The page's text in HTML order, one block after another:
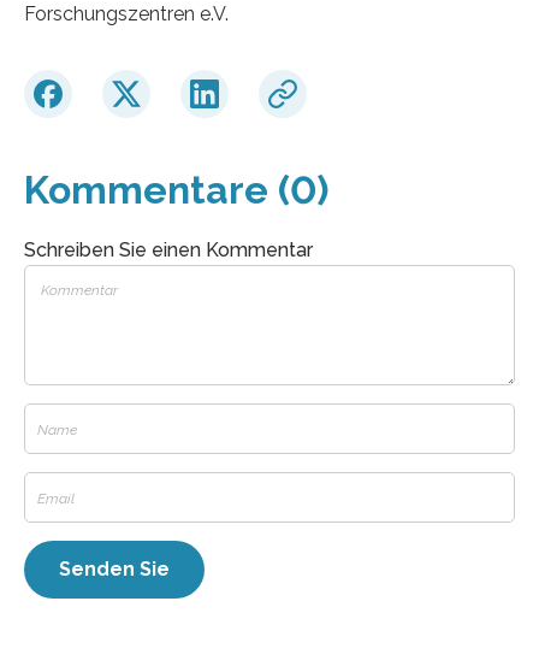
Forschungszentren e.V.
Kommentare (0)
Schreiben Sie einen Kommentar